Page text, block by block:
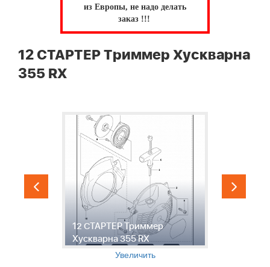
из Европы, не надо делать
заказ !!!
12 СТАРТЕР Триммер Хускварна
355 RX
12 СТАРТЕР Триммер
Хускварна 355 RX
Увеличить